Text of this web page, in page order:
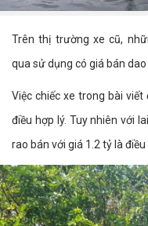
Trên thị trường xe cũ,
qua sử dụng có giá bán
Việc chiếc xe trong bài
điều hợp lý. Tuy nhiên với
rao bán với giá 1.2 tỷ là điều